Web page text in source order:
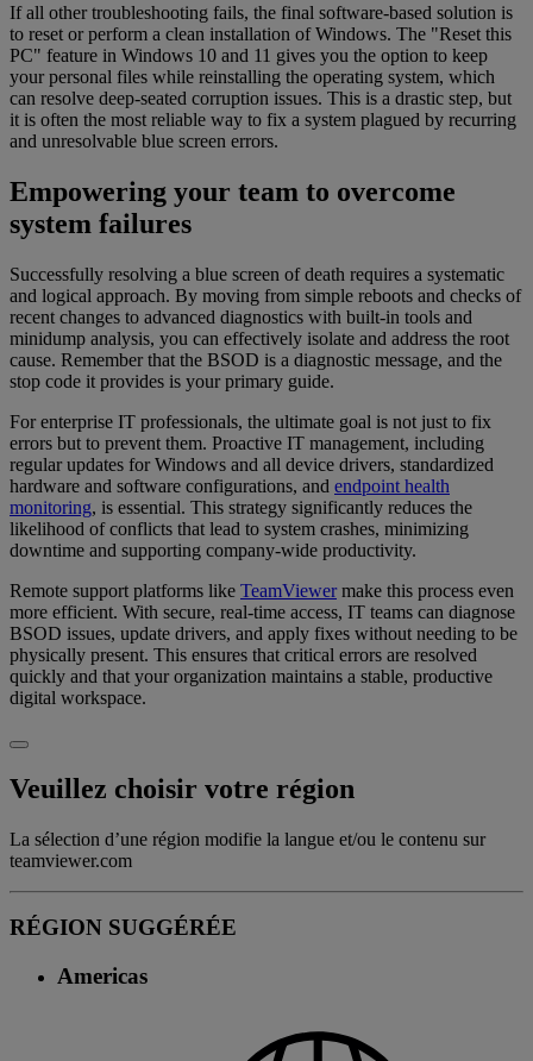
If all other troubleshooting fails, the final software-based solution is
to reset or perform a clean installation of Windows. The "Reset this
PC" feature in Windows 10 and 11 gives you the option to keep
your personal files while reinstalling the operating system, which
can resolve deep-seated corruption issues. This is a drastic step, but
it is often the most reliable way to fix a system plagued by recurring
and unresolvable blue screen errors.
Empowering your team to overcome
system failures
Successfully resolving a blue screen of death requires a systematic
and logical approach. By moving from simple reboots and checks of
recent changes to advanced diagnostics with built-in tools and
minidump analysis, you can effectively isolate and address the root
cause. Remember that the BSOD is a diagnostic message, and the
stop code it provides is your primary guide.
For enterprise IT professionals, the ultimate goal is not just to fix
errors but to prevent them. Proactive IT management, including
regular updates for Windows and all device drivers, standardized
hardware and software configurations, and endpoint health
monitoring, is essential. This strategy significantly reduces the
likelihood of conflicts that lead to system crashes, minimizing
downtime and supporting company-wide productivity.
Remote support platforms like TeamViewermake this process even
more efficient. With secure, real-time access, IT teams can diagnose
BSOD issues, update drivers, and apply fixes without needing to be
physically present. This ensures that critical errors are resolved
quickly and that your organization maintains a stable, productive
digital workspace.
Veuillez choisir votre région
La sélection d’une région modifie la langue et/ou le contenu sur
teamviewer.com
RÉGION SUGGÉRÉE
Americas